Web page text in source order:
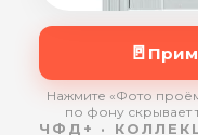
🚪
Нажмите «Фото
по фону скрывает
ЧФД+ ·